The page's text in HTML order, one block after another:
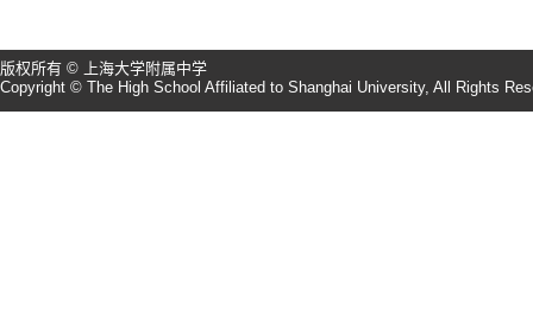
版权所有 © 上海大学附属中学
Copyright © The High School Affiliated to Shanghai University, All Rights